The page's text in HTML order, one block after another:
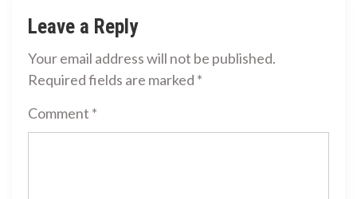
Leave a Reply
Your email address will not be published.
Required fields are marked *
Comment *